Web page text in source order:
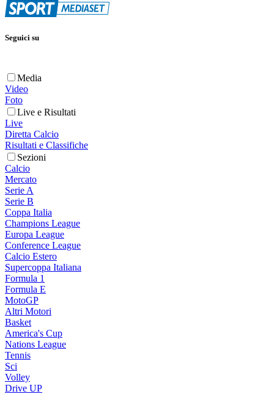
Seguici su
Media
Video
Foto
Live e Risultati
Live
Diretta Calcio
Risultati e Classifiche
Sezioni
Calcio
Mercato
Serie A
Serie B
Coppa Italia
Champions League
Europa League
Conference League
Calcio Estero
Supercoppa Italiana
Formula 1
Formula E
MotoGP
Altri Motori
Basket
America's Cup
Nations League
Tennis
Sci
Volley
Drive UP